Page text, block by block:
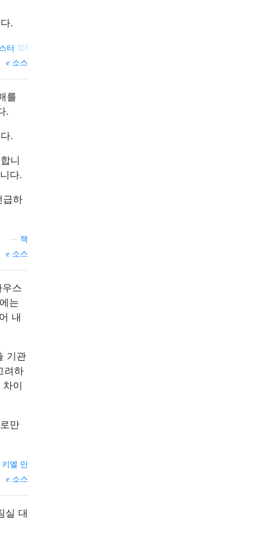
.
터 101
소스
를
.
.
니
다.
급하
잭
소스
스
는
내
기관
려하
이
만
키엘 만
소스
실 대